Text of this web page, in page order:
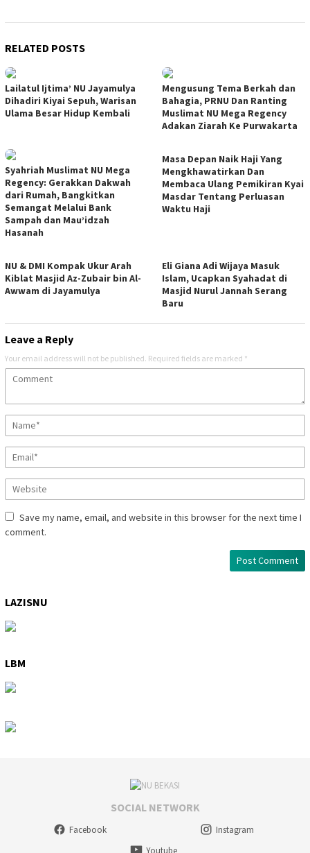
RELATED POSTS
Lailatul Ijtima’ NU Jayamulya
Dihadiri Kiyai Sepuh, Warisan
Ulama Besar Hidup Kembali
Mengusung Tema Berkah dan
Bahagia, PRNU Dan Ranting
Muslimat NU Mega Regency
Adakan Ziarah Ke Purwakarta
Syahriah Muslimat NU Mega
Regency: Gerakkan Dakwah
dari Rumah, Bangkitkan
Semangat Melalui Bank
Sampah dan Mau’idzah
Hasanah
Masa Depan Naik Haji Yang
Mengkhawatirkan Dan
Membaca Ulang Pemikiran Kyai
Masdar Tentang Perluasan
Waktu Haji
NU & DMI Kompak Ukur Arah
Kiblat Masjid Az-Zubair bin Al-
Awwam di Jayamulya
Eli Giana Adi Wijaya Masuk
Islam, Ucapkan Syahadat di
Masjid Nurul Jannah Serang
Baru
Leave a Reply
Your email address will not be published. Required fields are marked *
Save my name, email, and website in this browser for the next time I
comment.
LAZISNU
LBM
SOCIAL NETWORK
Facebook
Instagram